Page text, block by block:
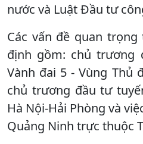
nước và Luật Đầu tư
Các vấn đề quan
định gồm: chủ trương
Vành đai 5 - Vùng Thủ
chủ trương đầu tư
Hà Nội-Hải Phòng và
Quảng Ninh trực thuộc